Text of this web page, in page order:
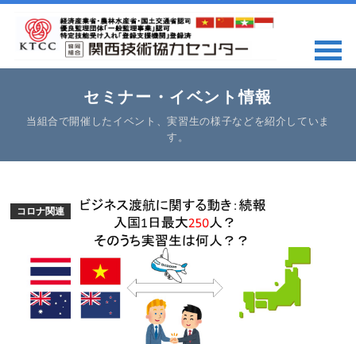
セミナー・イベント情報
当組合で開催したイベント、実習生の様子などを紹介していま
す。
コロナ関連